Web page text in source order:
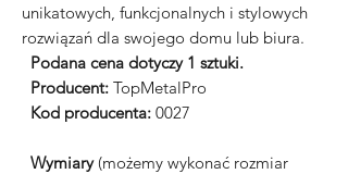
unikatowych, funkcjonalnych i stylowych
rozwiązań dla swojego domu lub biura.
Podana cena dotyczy 1 sztuki.
Producent: TopMetalPro
Kod producenta: 0027
Wymiary(możemy wykonać rozmiar